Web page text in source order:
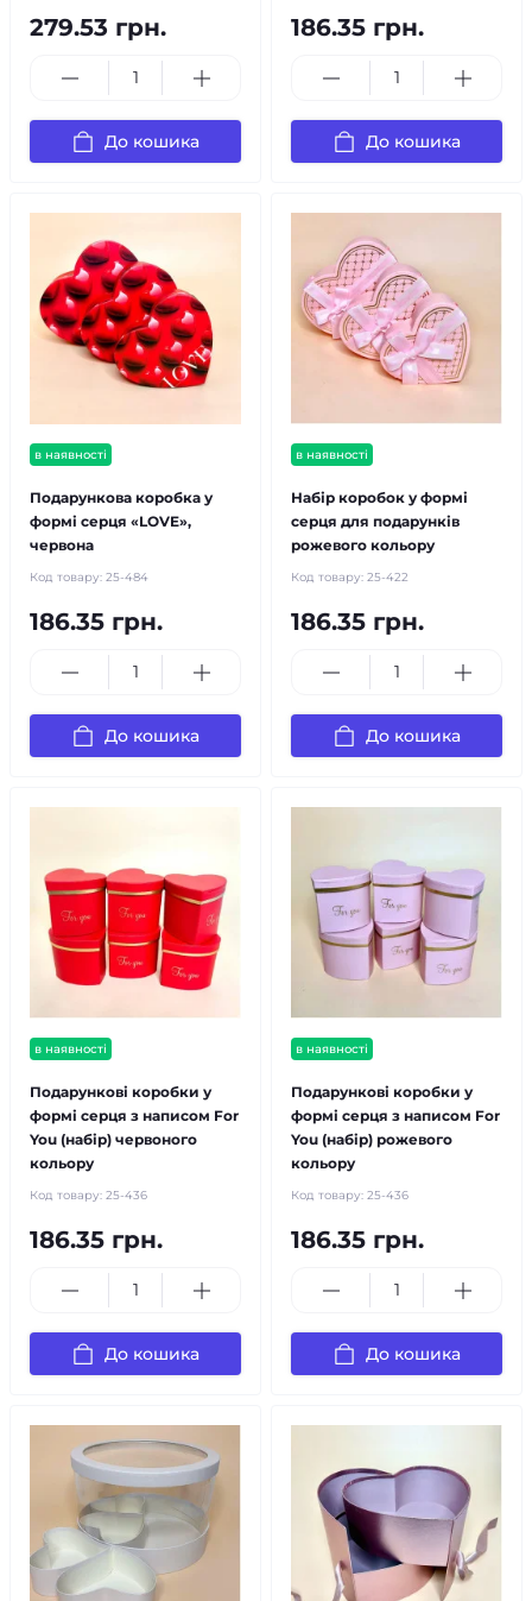
279.53 грн.
До кошика
186.35 грн.
До кошика
в наявності
Подарункова коробка у
формі серця «LOVE»,
червона
Код товару: 25-484
186.35 грн.
До кошика
в наявності
Набір коробок у формі
серця для подарунків
рожевого кольору
Код товару: 25-422
186.35 грн.
До кошика
в наявності
Подарункові коробки у
формі серця з написом For
You (набiр) червоного
кольору
Код товару: 25-436
186.35 грн.
До кошика
в наявності
Подарункові коробки у
формі серця з написом For
You (набiр) рожевого
кольору
Код товару: 25-436
186.35 грн.
До кошика